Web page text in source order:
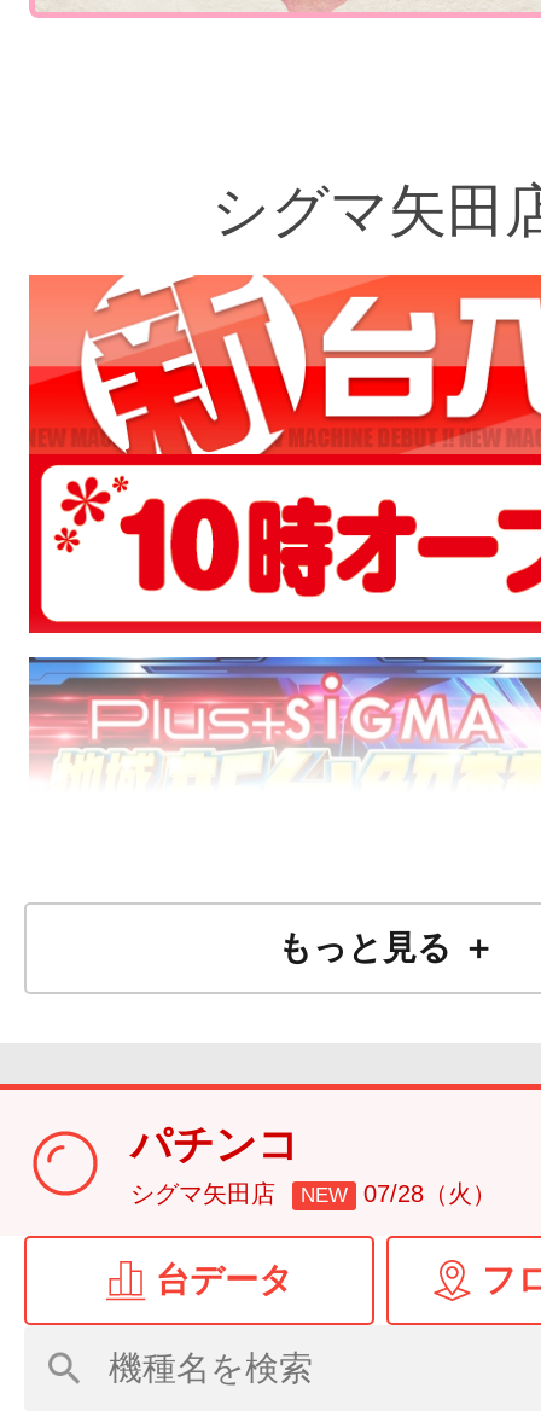
シグマ矢田
もっと見る ＋
パチンコ
シグマ矢田店 NEW 07/28（火）
台データ フ